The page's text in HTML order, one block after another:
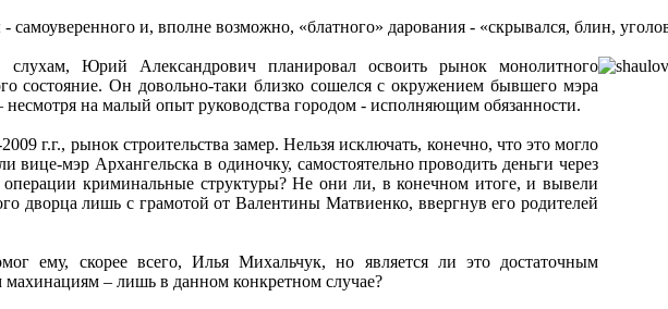
и, вполне возможно, «блатного» дарования - «скрывался, блин,
Юрий Александрович планировал освоить рынок монолитного
состояние. Он довольно-таки близко сошелся с окружением бывшего мэра
несмотря на малый опыт руководства городом - исполняющим обязанности.
г.г., рынок строительства замер. Нельзя исключать, конечно, что это могло
мэр Архангельска в одиночку, самостоятельно проводить деньги через
криминальные структуры? Не они ли, в конечном итоге, и вывели
дворца лишь с грамотой от Валентины Матвиенко, ввергнув его родителей
ему, скорее всего, Илья Михальчук, но является ли это достаточным
махинациям – лишь в данном конкретном случае?